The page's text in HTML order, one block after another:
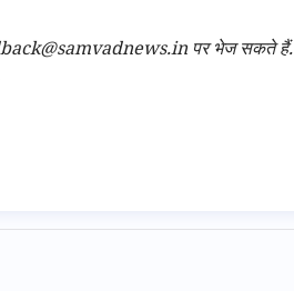
पर भेज सकते हैं.